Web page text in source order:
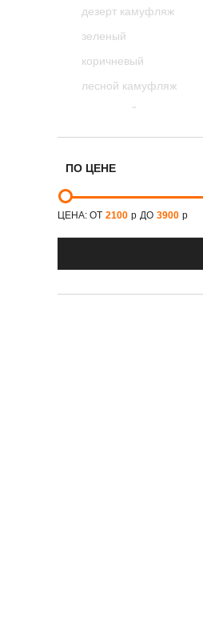
дезерт камуфляж
зеленый
коричневый
лесной камуфляж
оливковый
ПО ЦЕНЕ
ЦЕНА: ОТ 2100 р ДО 3900 р